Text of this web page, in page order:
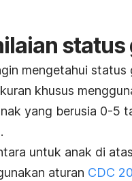
mengetahui status
khusus
yang berusia 0-5
untuk anak di
aturan CDC